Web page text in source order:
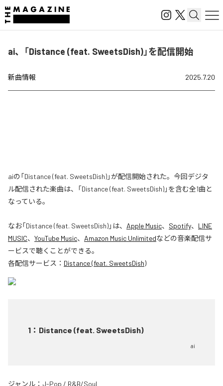
ai、「Distance (feat. SweetsDish)」を配信開始
新曲情報 2025.7.20
aiの「Distance (feat. SweetsDish)」が配信開始された。今回デジタ
ル配信された楽曲は、「Distance (feat. SweetsDish)」を含む全1曲と
なっている。
なお「Distance (feat. SweetsDish)」は、 Apple Music、 Spotify、 LINE
MUSIC、 YouTube Music、 Amazon Music Unlimitedなどの音楽配信サ
ービスで聴くことができる。
各配信サービス： Distance (feat. SweetsDish)
1 ： Distance (feat. SweetsDish)
ai
ジャンル： J-Pop / R&B/Soul